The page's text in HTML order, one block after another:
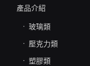
產品介紹
玻璃類
壓克力類
塑膠類